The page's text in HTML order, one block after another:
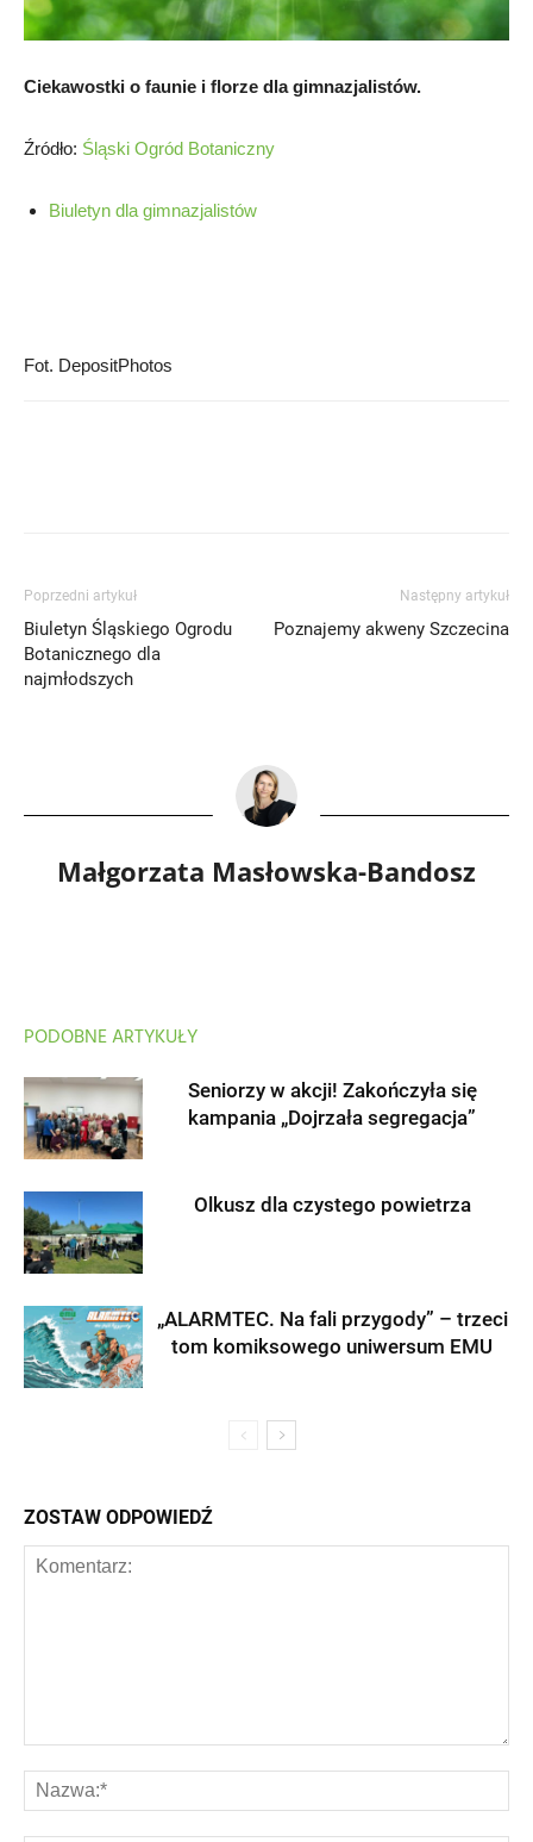
Ciekawostki o faunie i florze dla gimnazjalistów.
Źródło: Śląski Ogród Botaniczny
Biuletyn dla gimnazjalistów
Fot. DepositPhotos
Poprzedni artykuł
Biuletyn Śląskiego Ogrodu
Botanicznego dla
najmłodszych
Następny artykuł
Poznajemy akweny Szczecina
Małgorzata Masłowska-Bandosz
PODOBNE ARTYKUŁY
Seniorzy w akcji! Zakończyła się
kampania „Dojrzała segregacja”
Olkusz dla czystego powietrza
„ALARMTEC. Na fali przygody” – trzeci
tom komiksowego uniwersum EMU
ZOSTAW ODPOWIEDŹ